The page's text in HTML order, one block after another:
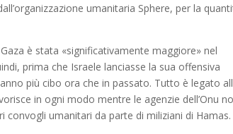
umanitaria Sphere, per la
è stata «significativamente maggiore» nel
prima che Israele lanciasse la sua offensiva
più cibo ora che in passato. Tutto è legato
in ogni modo mentre le agenzie dell’Onu
umanitari da parte di miliziani di Hamas.